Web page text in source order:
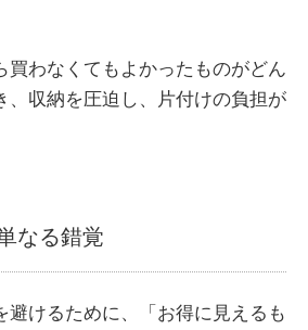
買わなくてもよかったものがどん
、収納を圧迫し、片付けの負担が
なる錯覚
避けるために、「お得に見えるも